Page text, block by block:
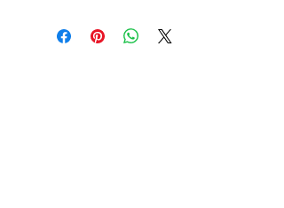
freedom and opportunity!